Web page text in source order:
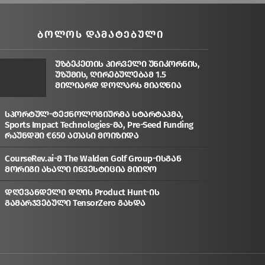
ᲑᲝᲚᲝᲡ ᲓᲐᲛᲐᲢᲔᲑᲣᲚᲘ
უზბეკეთის პირველი უნიკორნის,
უზუმის, ღირებულებამ 1.5
მილიარდ დოლარს მიაღწია
სპორტულ-ტექნოლოგიურმა სტარტაპმა,
Sports Impact Technologies-მა, Pre-Seed Funding
რაუნდში €650 ათასი მოიზიდა
CourseRev.ai-მ The Walden Golf Group-ისგან
მორიგი ახალი ინვესტიცია მიიღო
დღევანდელი დღის Product Hunt-ის
გამარჯვებული TensorZero გახდა